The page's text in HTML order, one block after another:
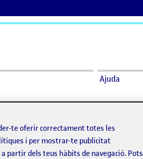
Ajuda
te oferir correctament totes les
i per mostrar-te publicitat
partir dels teus hàbits de navegació. Pots